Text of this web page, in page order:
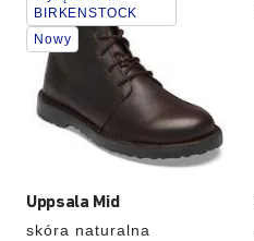
Uppsala Mid
skóra naturalna
spowoduje
zmianę
zdjęcia
produktu
BIRKENSTOCK
Nowy